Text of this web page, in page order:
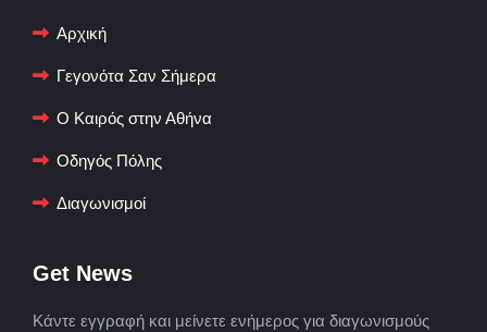
Αρχική
Γεγονότα Σαν Σήμερα
Ο Καιρός στην Αθήνα
Οδηγός Πόλης
Διαγωνισμοί
Get News
Κάντε εγγραφή και μείνετε ενήμερος για διαγωνισμούς